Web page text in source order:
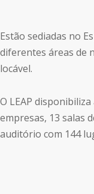
Estão sediadas no
diferentes áreas de
locável.
O LEAP
empresas, 13 salas
auditório com 144